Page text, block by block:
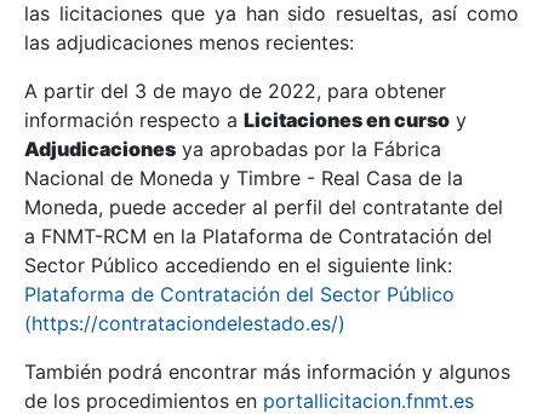
Mostrar/Ocultar
Mostrar/Ocultar
las licitaciones que ya han sido resueltas, así como
las adjudicaciones menos recientes:
A partir del 3 de mayo de 2022, para obtener
información respecto a Licitaciones en curso y
Adjudicaciones ya aprobadas por la Fábrica
Nacional de Moneda y Timbre - Real Casa de la
Moneda, puede acceder al perfil del contratante del
a FNMT-RCM en la Plataforma de Contratación del
Sector Público accediendo en el siguiente link:
Plataforma de Contratación del Sector Público
(https://contrataciondelestado.es/)
También podrá encontrar más información y algunos
de los procedimientos en portallicitacion.fnmt.es